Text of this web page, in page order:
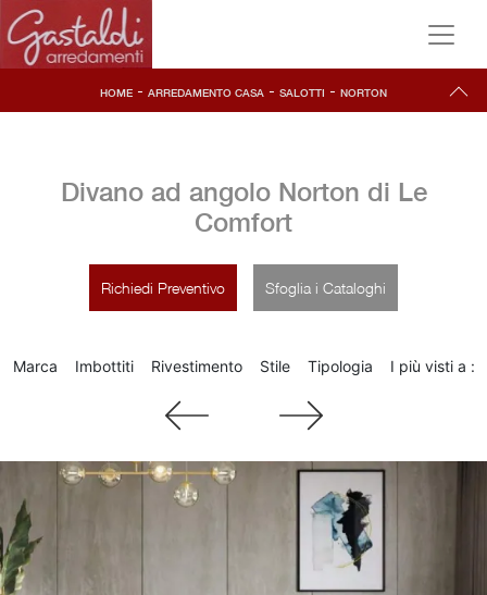
HOME - ARREDAMENTO CASA - SALOTTI - NORTON
Divano ad angolo Norton di Le
Comfort
Richiedi Preventivo Sfoglia i Cataloghi
Marca Imbottiti Rivestimento Stile Tipologia I più visti a :